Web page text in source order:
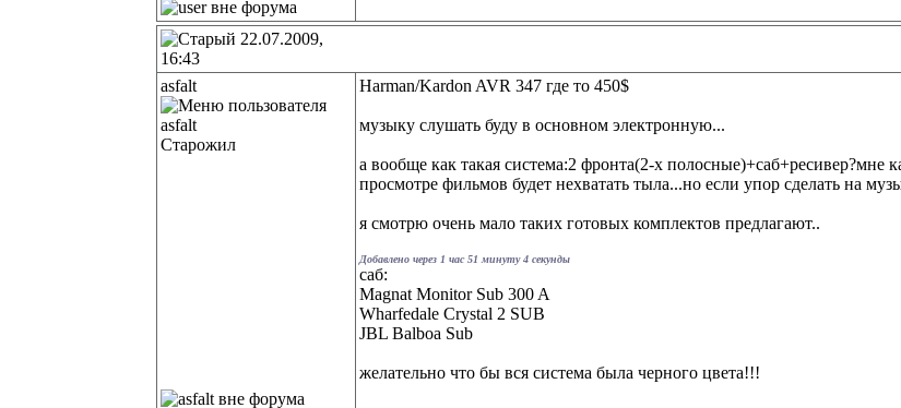
22.07.2009,
16:43
asfalt
Старожил
Harman/Kardon AVR 347 где то 450$
музыку слушать буду в основном электронную...
а вообще как такая система:2 фронта(2-х полосные)+саб+ресивер?мне
просмотре фильмов будет нехватать тыла...но если упор сделать на
я смотрю очень мало таких готовых комплектов предлагают..
Добавлено через 1 час 51 минуту 4 секунды
саб:
Magnat Monitor Sub 300 A
Wharfedale Crystal 2 SUB
JBL Balboa Sub
желательно что бы вся система была черного цвета!!!